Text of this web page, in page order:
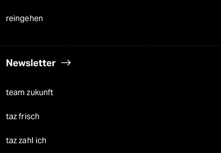
reingehen
Newsletter
team zukunft
taz frisch
taz zahl ich